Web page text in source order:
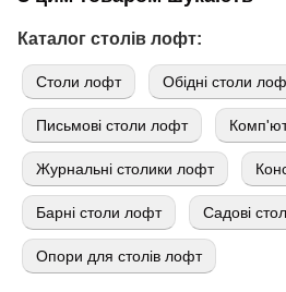
Каталог столів лофт:
Cтоли лофт Обідні столи
Письмові столи лофт
Журнальні столики лофт
Барні столи лофт Садові
Опори для столів лофт